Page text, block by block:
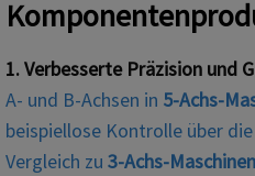
1. Verbesserte Präzision und
A- und B-Achsen in 5-Achs-
beispiellose Kontrolle über
Vergleich zu 3-Achs-Maschinen